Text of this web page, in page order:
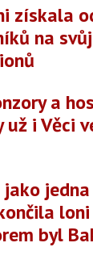
získala
na
a
už i Věci
jako
loni
byl